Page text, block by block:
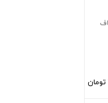
تومان